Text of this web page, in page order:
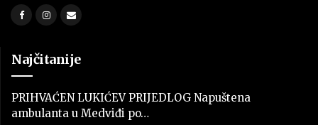
Najčitanije
PRIHVAĆEN LUKIĆEV PRIJEDLOG Napuštena
ambulanta u Medviđi po…